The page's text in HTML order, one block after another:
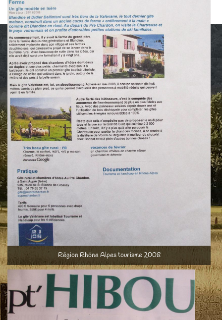
Région Rhône Alpes tourisme 2008